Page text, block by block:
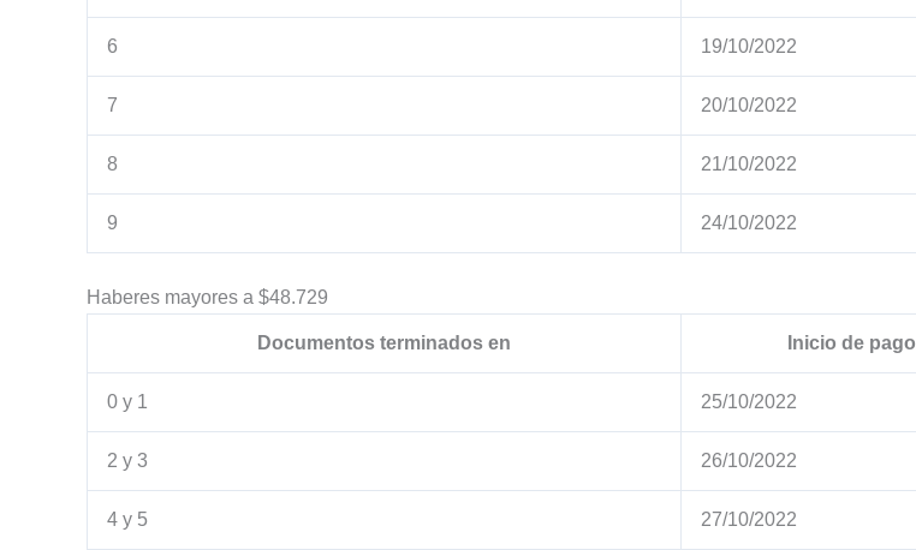
6 19/10/2022
7 20/10/2022
8 21/10/2022
9 24/10/2022
Haberes mayores a $48.729
Documentos terminados en Inicio de pago
0 y 1 25/10/2022
2 y 3 26/10/2022
4 y 5 27/10/2022